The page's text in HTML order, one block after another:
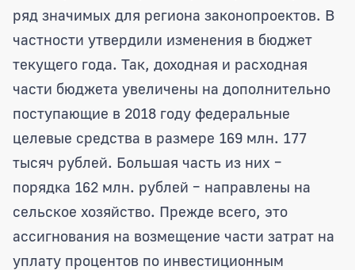
ряд значимых для региона законопроектов. В
частности утвердили изменения в бюджет
текущего года. Так, доходная и расходная
части бюджета увеличены на дополнительно
поступающие в 2018 году федеральные
целевые средства в размере 169 млн. 177
тысяч рублей. Большая часть из них –
порядка 162 млн. рублей – направлены на
сельское хозяйство. Прежде всего, это
ассигнования на возмещение части затрат на
уплату процентов по инвестиционным